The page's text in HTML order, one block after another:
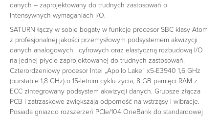
danych – zaprojektowany do trudnych zastosowań o
intensywnych wymaganiach I/O.
SATURN łączy w sobie bogaty w funkcje procesor SBC klasy Atom
z profesjonalnej jakości przemysłowym podsystemem akwizycji
danych analogowych i cyfrowych oraz elastyczną rozbudową I/O
na jednej płycie zaprojektowanej do trudnych zastosowań.
Czterordzeniowy procesor Intel „Apollo Lake” x5-E3940 1,6 GHz
(burstable 1,8 GHz) o 15-letnim cyklu życia, 8 GB pamięci RAM z
ECC zintegrowany podsystem akwizycji danych. Grubsze złącza
PCB i zatrzaskowe zwiększają odporność na wstrząsy i wibracje.
Posiada gniazdo rozszerzeń PCIe/104 OneBank do standardowej